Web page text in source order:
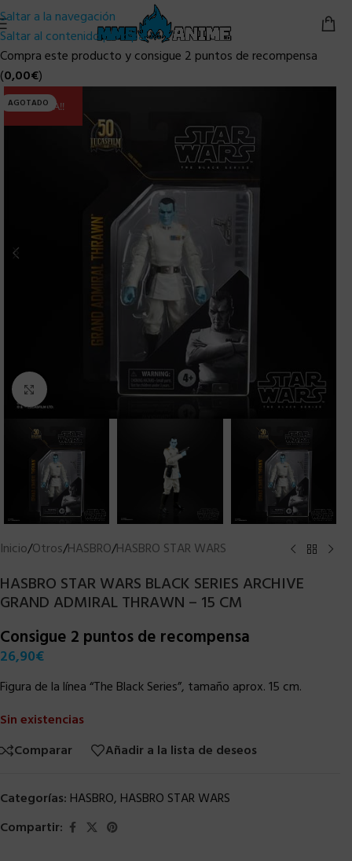
Saltar a la navegación
Saltar al contenido principal
Compra este producto y consigue 2 puntos de recompensa
(0,00€)
AGOTADO
ULTIMA!!
Clic para ampliar
Inicio/Otros/HASBRO/HASBRO STAR WARS
HASBRO STAR WARS BLACK SERIES ARCHIVE
GRAND ADMIRAL THRAWN – 15 CM
Consigue 2 puntos de recompensa
26,90€
Figura de la línea “The Black Series”, tamaño aprox. 15 cm.
Sin existencias
Comparar
Añadir a la lista de deseos
Categorías: HASBRO, HASBRO STAR WARS
Compartir: